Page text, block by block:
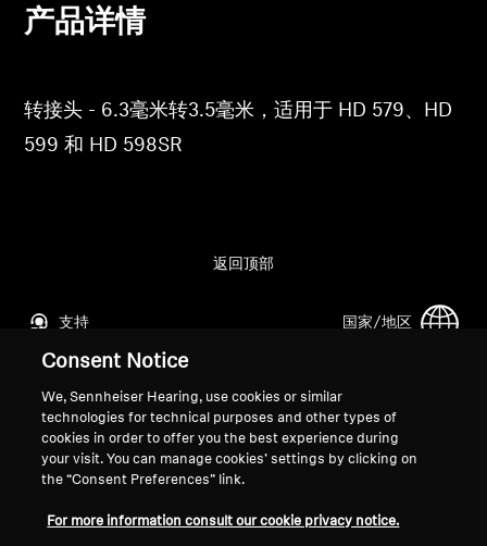
支持
产品详情
转接头 - 6.3毫米转3.5毫米，适用于 HD 579、HD
599 和 HD 598SR
支持
返回顶部
国家/地区
法律声明
全球隐私政策
面向消费者的在线销售通用条款与
协调漏洞披露政策
关于我们
索诺瓦的职业发展
Consent Notice
We, Sennheiser Hearing, use cookies or similar
technologies for technical purposes and other types of
cookies in order to offer you the best experience during
your visit. You can manage cookies’ settings by clicking on
the “Consent Preferences” link.
For more information consult our cookie privacy notice.